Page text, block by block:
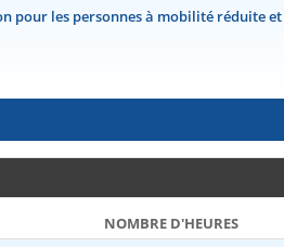
pour les personnes à mobilité réduite
NOMBRE D'HEURES